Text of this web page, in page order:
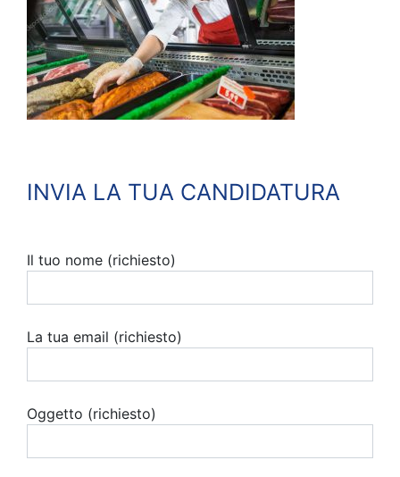
INVIA LA TUA CANDIDATURA
Il tuo nome (richiesto)
La tua email (richiesto)
Oggetto (richiesto)